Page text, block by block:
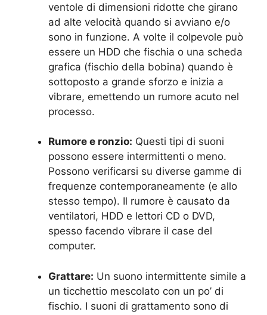
ventole di dimensioni ridotte che girano
ad alte velocità quando si avviano e/o
sono in funzione. A volte il colpevole può
essere un HDD che fischia o una scheda
grafica (fischio della bobina) quando è
sottoposto a grande sforzo e inizia a
vibrare, emettendo un rumore acuto nel
processo.
Rumore e ronzio: Questi tipi di suoni
possono essere intermittenti o meno.
Possono verificarsi su diverse gamme di
frequenze contemporaneamente (e allo
stesso tempo). Il rumore è causato da
ventilatori, HDD e lettori CD o DVD,
spesso facendo vibrare il case del
computer.
Grattare: Un suono intermittente simile a
un ticchettio mescolato con un po’ di
fischio. I suoni di grattamento sono di